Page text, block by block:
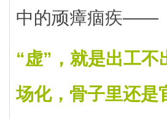
中的顽瘴痼疾——
“虚”，就是出工
场化，骨子里还是